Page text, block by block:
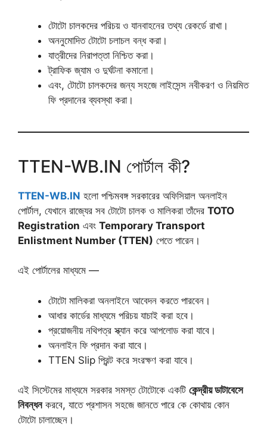
টোটো চালকদের পরিচয় ও যানবাহনের তথ্য রেকর্ডে রাখা।
অননুমোদিত টোটো চলাচল বন্ধ করা।
যাত্রীদের নিরাপত্তা নিশ্চিত করা।
ট্রাফিক জ্যাম ও দুর্ঘটনা কমানো।
এবং, টোটো চালকদের জন্য সহজে লাইসেন্স নবীকরণ ও নিয়মিত
ফি প্রদানের ব্যবস্থা করা।
TTEN-WB.IN পোর্টাল কী?
TTEN-WB.IN হলো পশ্চিমবঙ্গ সরকারের অফিসিয়াল অনলাইন
পোর্টাল, যেখানে রাজ্যের সব টোটো চালক ও মালিকরা তাঁদের TOTO
Registration এবং Temporary Transport
Enlistment Number (TTEN) পেতে পারেন।
এই পোর্টালের মাধ্যমে —
টোটো মালিকরা অনলাইনে আবেদন করতে পারবেন।
আধার কার্ডের মাধ্যমে পরিচয় যাচাই করা হবে।
প্রয়োজনীয় নথিপত্র স্ক্যান করে আপলোড করা যাবে।
অনলাইন ফি প্রদান করা যাবে।
TTEN Slip প্রিন্ট করে সংরক্ষণ করা যাবে।
এই সিস্টেমের মাধ্যমে সরকার সমস্ত টোটোকে একটি কেন্দ্রীয় ডাটাবেসে
নিবন্ধনকরবে, যাতে প্রশাসন সহজে জানতে পারে কে কোথায় কোন
টোটো চালাচ্ছেন।